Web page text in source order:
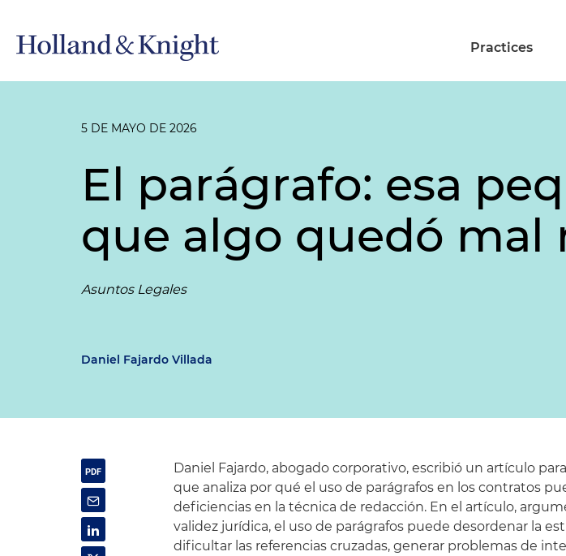
Practices
5 DE MAYO DE 2026
El parágrafo: esa
que algo quedó mal
Asuntos Legales
Daniel Fajardo Villada
Daniel Fajardo, abogado corporativo, escribió un artículo
que analiza por qué el uso de parágrafos en los contratos
deficiencias en la técnica de redacción. En el artículo,
validez jurídica, el uso de parágrafos puede desordenar la
dificultar las referencias cruzadas, generar problemas de